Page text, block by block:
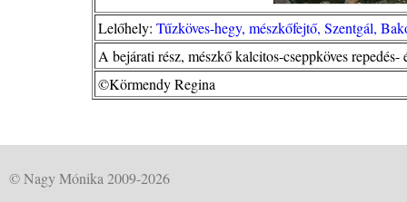
Lelőhely: Tűzköves-hegy, mészkőfejtő, Szentgál,
A bejárati rész, mészkő kalcitos-cseppköves repedés-
©Körmendy Regina
© Nagy Mónika 2009-2026